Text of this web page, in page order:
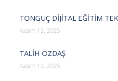
TONGUÇ DİJİTAL EĞİTİM
Kasım 13, 2025
TALİH ÖZDAŞ
Kasım 13, 2025